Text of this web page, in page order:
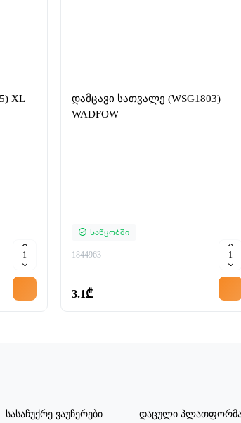
XL
დამცავი სათვალე (WSG1803)
WADFOW
Საწყობში
1844963
3.1₾
სასაჩუქრე ვაუჩერები
დაცული